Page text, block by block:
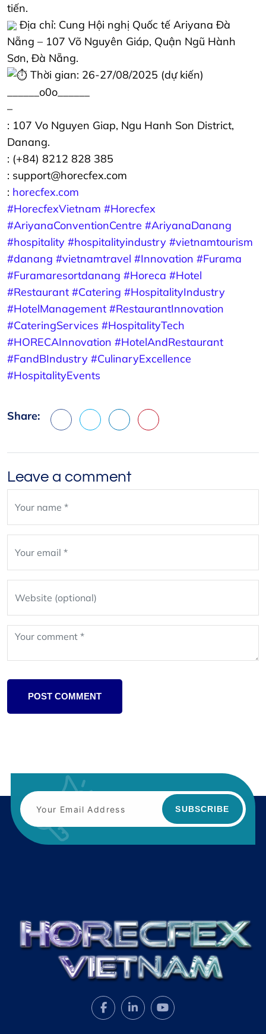
tiến.
Địa chỉ: Cung Hội nghị Quốc tế Ariyana Đà
Nẵng – 107 Võ Nguyên Giáp, Quận Ngũ Hành
Sơn, Đà Nẵng.
Thời gian: 26-27/08/2025 (dự kiến)
______o0o______
–
: 107 Vo Nguyen Giap, Ngu Hanh Son District,
Danang.
: (+84) 8212 828 385
: support@horecfex.com
: horecfex.com
#HorecfexVietnam #Horecfex
#AriyanaConventionCentre #AriyanaDanang
#hospitality #hospitalityindustry #vietnamtourism
#danang #vietnamtravel #Innovation #Furama
#Furamaresortdanang #Horeca #Hotel
#Restaurant #Catering #HospitalityIndustry
#HotelManagement #RestaurantInnovation
#CateringServices #HospitalityTech
#HORECAInnovation #HotelAndRestaurant
#FandBIndustry #CulinaryExcellence
#HospitalityEvents
Share:
Facebook
X LinkedInPinterest
Leave a comment
blank
POST COMMENT
SUBSCRIBE